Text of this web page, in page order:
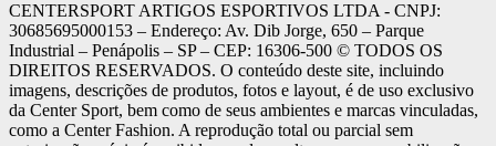
CENTERSPORT ARTIGOS ESPORTIVOS LTDA - CNPJ:
30685695000153 – Endereço: Av. Dib Jorge, 650 – Parque
Industrial – Penápolis – SP – CEP: 16306-500 ©️ TODOS OS
DIREITOS RESERVADOS. O conteúdo deste site, incluindo
imagens, descrições de produtos, fotos e layout, é de uso exclusivo
da Center Sport, bem como de seus ambientes e marcas vinculadas,
como a Center Fashion. A reprodução total ou parcial sem